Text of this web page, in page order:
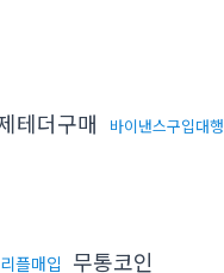
테더구매 바이낸스구입대행
리플매입 무통코인